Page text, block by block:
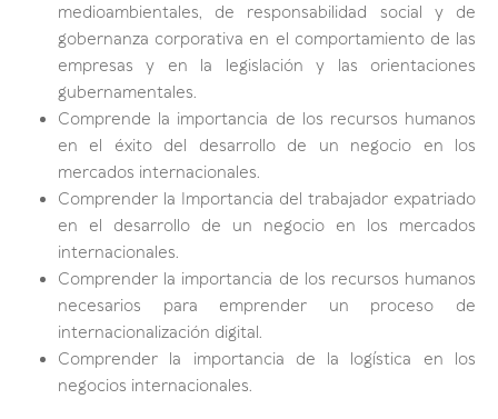
medioambientales, de responsabilidad social y de
gobernanza corporativa en el comportamiento de las
empresas y en la legislación y las orientaciones
gubernamentales.
Comprende la importancia de los recursos humanos
en el éxito del desarrollo de un negocio en los
mercados internacionales.
Comprender la Importancia del trabajador expatriado
en el desarrollo de un negocio en los mercados
internacionales.
Comprender la importancia de los recursos humanos
necesarios para emprender un proceso de
internacionalización digital.
Comprender la importancia de la logística en los
negocios internacionales.